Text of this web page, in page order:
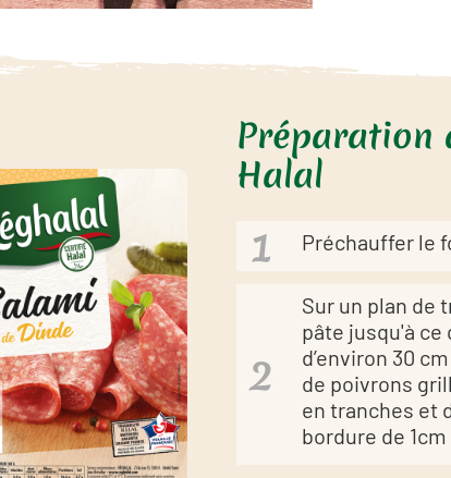
Préparation
Halal
Préchauffer le
Sur un plan de
pâte jusqu'à ce
d’environ 30
de poivrons
en tranches et
bordure de